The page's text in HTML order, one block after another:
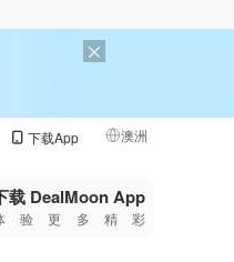
下载App 澳洲
🇺🇸
🇨🇳 中国
载 DealMoon App
验更多精彩